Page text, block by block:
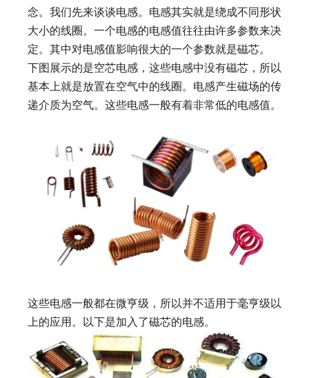
念。我们先来谈谈电感。电感其实就是绕成不同形状
大小的线圈。一个电感的电感值往往由许多参数来决
定。其中对电感值影响很大的一个参数就是磁芯。
下图展示的是空芯电感，这些电感中没有磁芯，所以
基本上就是放置在空气中的线圈。电感产生磁场的传
递介质为空气。这些电感一般有着非常低的电感值。
这些电感一般都在微亨级，所以并不适用于毫亨级以
上的应用。以下是加入了磁芯的电感。